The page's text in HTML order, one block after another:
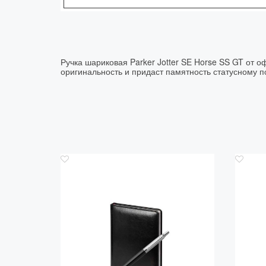
Ручка шариковая Parker Jotter SE Horse SS GT от
оригинальность и придаст памятность